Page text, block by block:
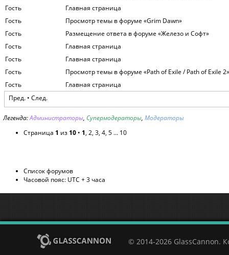
Гость
Главная страница
Гость
Просмотр темы в форуме «Grim Dawn»
Гость
Размещение ответа в форуме «Железо и Софт»
Гость
Главная страница
Гость
Главная страница
Гость
Просмотр темы в форуме «Path of Exile / Path of Exile 2»
Гость
Главная страница
Пред. • След.
Легенда:Администраторы, Супермодераторы, Модераторы
Страница 1 из 10 • 1, 2, 3, 4, 5 ... 10
Список форумов
Часовой пояс: UTC + 3 часа
© 2014-2026 GlassCannon.